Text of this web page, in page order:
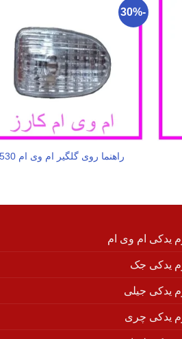
-30%
راهنما روی گلگیر ام وی ام 530
یدکی ام وی ام
یدکی جک
یدکی جیلی
یدکی چری